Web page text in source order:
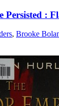
Persisted :
, Brooke